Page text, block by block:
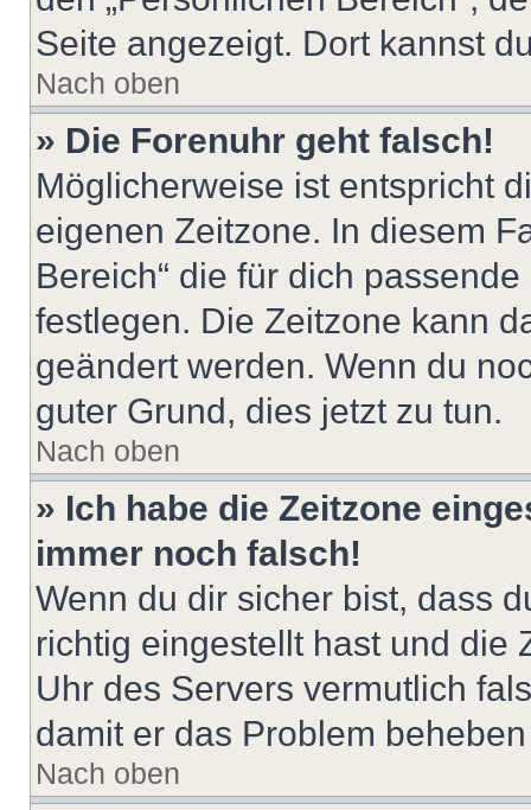
Seite angezeigt. Dort kannst
Nach oben
» Die Forenuhr geht falsch!
Möglicherweise ist entspricht
eigenen Zeitzone. In diesem
Bereich“ die für dich
festlegen. Die Zeitzone kann
geändert werden. Wenn du
guter Grund, dies jetzt zu tun.
Nach oben
» Ich habe die Zeitzone
immer noch falsch!
Wenn du dir sicher bist, dass
richtig eingestellt hast und die
Uhr des Servers vermutlich
damit er das Problem
Nach oben